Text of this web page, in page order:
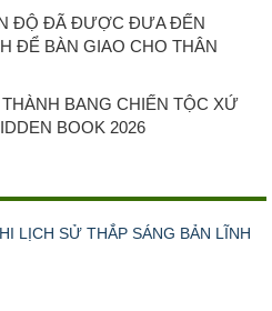
ĐỘ ĐÃ ĐƯỢC ĐƯA ĐẾN
ĐỂ BÀN GIAO CHO THÂN
BANG CHIẾN TỘC XỨ
BOOK 2026